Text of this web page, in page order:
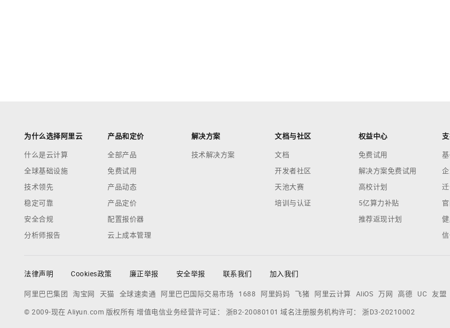
为什么选择阿里云
什么是云计算
全球基础设施
技术领先
稳定可靠
安全合规
分析师报告
产品和定价
全部产品
免费试用
产品动态
产品定价
配置报价器
云上成本管理
解决方案
技术解决方案
文档与社区
文档
开发者社区
天池大赛
培训与认证
权益中心
免费试用
解决方案免费试用
高校计划
5亿算力补贴
推荐返现计划
法律声明 Cookies政策 廉正举报 安全举报 联系我们 加入我们
阿里巴巴集团 淘宝网 天猫 全球速卖通 阿里巴巴国际交易市场 1688 阿里妈妈 飞猪 阿里云计算 AliOS 万网 高德 UC 友盟
© 2009-现在 Aliyun.com 版权所有 增值电信业务经营许可证： 浙B2-20080101 域名注册服务机构许可： 浙D3-20210002